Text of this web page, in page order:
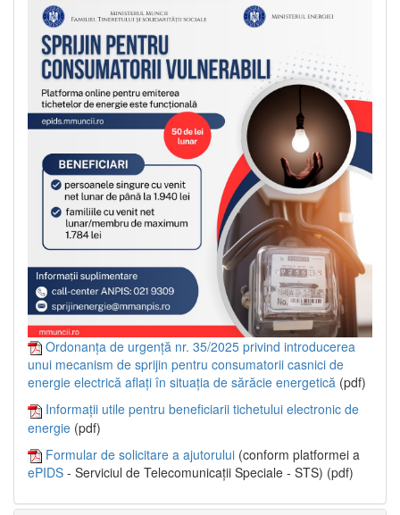
Ordonanța de urgență nr. 35/2025 privind introducerea
unui mecanism de sprijin pentru consumatorii casnici de
energie electrică aflați în situația de sărăcie energetică (pdf)
Informații utile pentru beneficiarii tichetului electronic de
energie (pdf)
Formular de solicitare a ajutorului (conform platformei a
ePIDS - Serviciul de Telecomunicații Speciale - STS) (pdf)